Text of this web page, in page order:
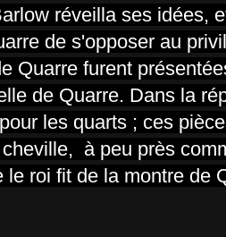
réveilla ses idées,
de s'opposer au
Quarre furent
de Quarre. Dans la
les quarts ; ces
à peu près
roi fit de la montre de